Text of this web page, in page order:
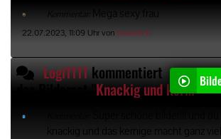
Kommentar: Mega sexy frau
22.07.2023, 11:09 Uhr vonhobelatch
Logi1111kommentiert
Knackig und kernig oder?
knackig und das kernige macht ganz viel